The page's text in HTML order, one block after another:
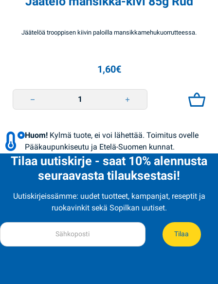
Jäätelöä trooppisen kiivin paloilla mansikkamehukuorrutteessa.
1,60€
Huom! Kylmä tuote, ei voi lähettää. Toimitus ovelle
Pääkaupunkiseutu ja Etelä-Suomen kunnat.
Tilaa uutiskirje - saat 10% alennusta
seuraavasta tilauksestasi!
Uutiskirjeissämme: uudet tuotteet, kampanjat, reseptit ja
ruokavinkit sekä Sopilkan uutiset.
Tilaa